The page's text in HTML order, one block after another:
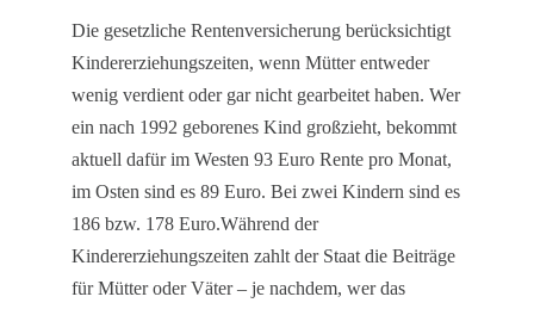
Die gesetzliche Rentenversicherung berücksichtigt
Kindererziehungszeiten, wenn Mütter entweder
wenig verdient oder gar nicht gearbeitet haben. Wer
ein nach 1992 geborenes Kind großzieht, bekommt
aktuell dafür im Westen 93 Euro Rente pro Monat,
im Osten sind es 89 Euro. Bei zwei Kindern sind es
186 bzw. 178 Euro.Während der
Kindererziehungszeiten zahlt der Staat die Beiträge
für Mütter oder Väter – je nachdem, wer das